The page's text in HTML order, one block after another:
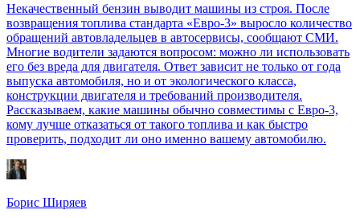
Некачественный бензин выводит машины из строя. После
возвращения топлива стандарта «Евро-3» выросло количество
обращений автовладельцев в автосервисы, сообщают СМИ.
Многие водители задаются вопросом: можно ли использовать
его без вреда для двигателя. Ответ зависит не только от года
выпуска автомобиля, но и от экологического класса,
конструкции двигателя и требований производителя.
Рассказываем, какие машины обычно совместимы с Евро-3,
кому лучше отказаться от такого топлива и как быстро
проверить, подходит ли оно именно вашему автомобилю.
Борис Ширяев